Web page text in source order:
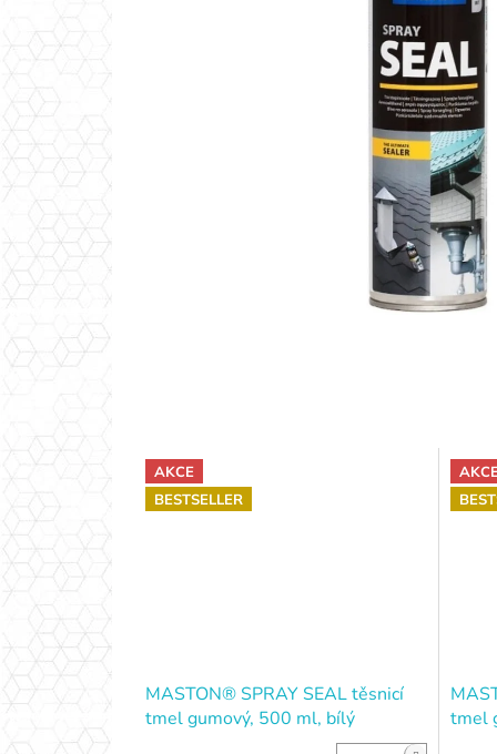
AKCE
BESTSELLER
MASTON® SPRAY SEAL těsnicí
tmel gumový, 500 ml, bílý
tmel